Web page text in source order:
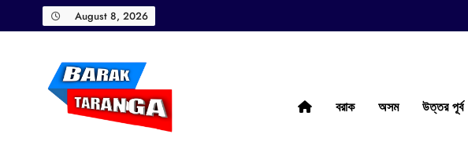
to
August 8, 2026
বরাক অসম উত্তর পূর্ব